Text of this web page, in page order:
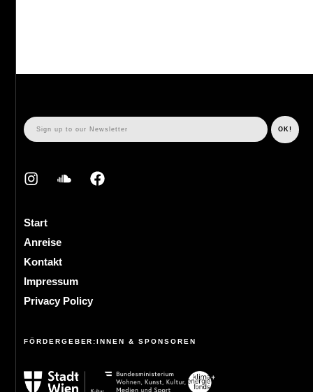
Start
Anreise
Kontakt
Impressum
Privacy Policy
FÖRDERGEBER:INNEN & SPONSOREN